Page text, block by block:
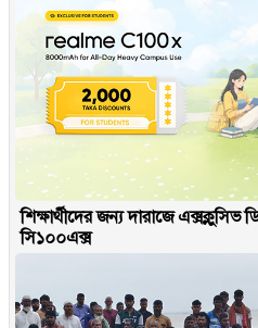
শিক্ষার্থীদের জন্য দারাজে
সি১০০এক্স